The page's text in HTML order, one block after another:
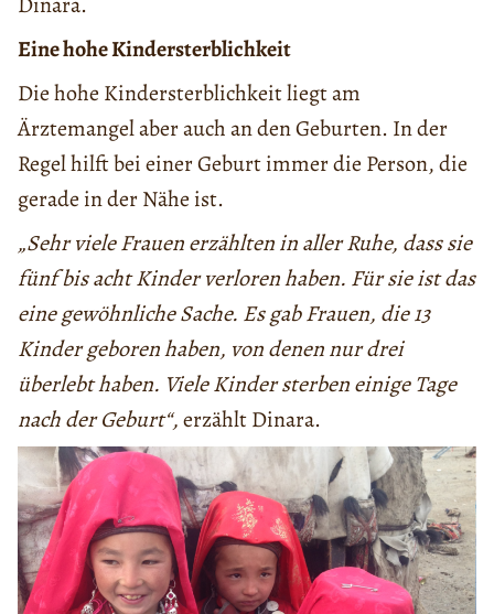
Eine hohe Kindersterblichkeit
Die hohe Kindersterblichkeit liegt am
Ärztemangel aber auch an den Geburten. In der
Regel hilft bei einer Geburt immer die Person, die
gerade in der Nähe ist.
„Sehr viele Frauen erzählten in aller Ruhe, dass sie
fünf bis acht Kinder verloren haben. Für sie ist das
eine gewöhnliche Sache. Es gab Frauen, die 13
Kinder geboren haben, von denen nur drei
überlebt haben. Viele Kinder sterben einige Tage
nach der Geburt“,erzählt Dinara.